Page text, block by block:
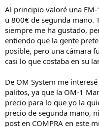
Al principio valoré una
u 800€ de segunda mano.
siempre me ha gustado,
entiendo que la gente
posible, pero una cámara
casi lo que costaba en su
De OM System me
palitos, ya que la OM-1
precio para lo que yo la
precio de segunda mano,
post en COMPRA en este